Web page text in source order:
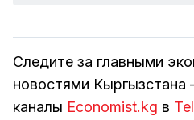
Следите за главными
новостями
каналы Economist.kg в